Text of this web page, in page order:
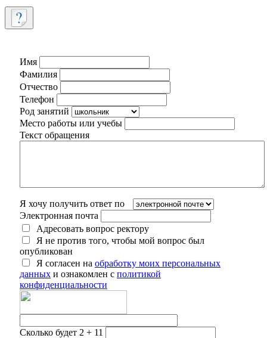
Имя
Фамилия
Отчество
Телефон
Род занятий
Место работы или учебы
Текст обращения
Я хочу получить ответ по
Электронная почта
Адресовать вопрос ректору
Я не против того, чтобы мой вопрос был
опубликован
Я согласен на обработку моих персональных
данных и ознакомлен с политикой
конфиденциальности
Сколько будет 2 + 11